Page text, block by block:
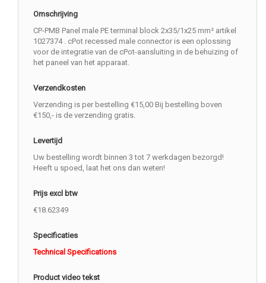
Omschrijving
CP-PMB Panel male PE terminal block 2x35/1x25 mm² artikel
1027374 . cPot recessed male connector is een oplossing
voor de integratie van de cPot-aansluiting in de behuizing of
het paneel van het apparaat.
Verzendkosten
Verzending is per bestelling €15,00 Bij bestelling boven
€150,- is de verzending gratis.
Levertijd
Uw bestelling wordt binnen 3 tot 7 werkdagen bezorgd!
Heeft u spoed, laat het ons dan weten!
Prijs excl btw
€18.62349
Specificaties
Technical Specifications
Product video tekst